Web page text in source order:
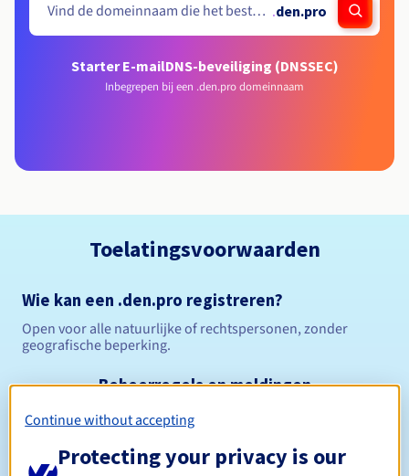
.den.pro
Starter E-mailDNS-beveiliging (DNSSEC)
Inbegrepen bij een .den.pro domeinnaam
Toelatingsvoorwaarden
Wie kan een .den.pro registreren?
Open voor alle natuurlijke of rechtspersonen, zonder
geografische beperking.
Beheerregels en meldingen
Registratieperiode
Continue without accepting
Protecting your privacy is our